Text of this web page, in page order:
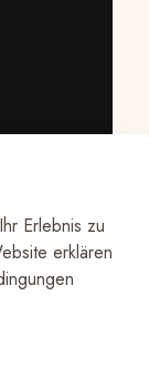
Erlebnis zu
erklären